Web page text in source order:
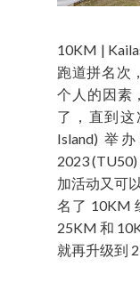
10KM |
跑道拼名次
个人的因素
了，直到这
Island) 举
2023
加活动又可
名了 10KM
25KM 和
就再升级到